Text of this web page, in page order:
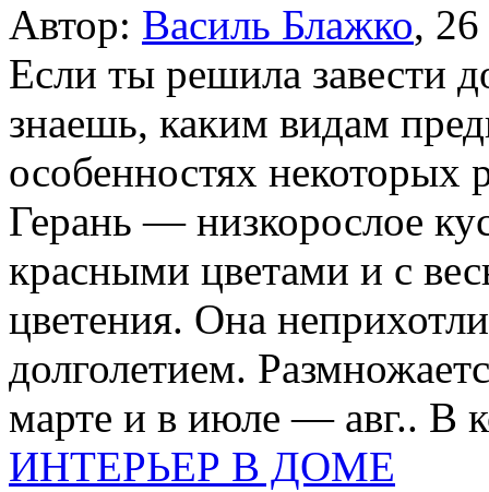
Автор: Василь Блажко,
Если ты решила завести
знаешь, каким видам
особенностях некоторых
Герань — низкорослое
красными цветами и с
цветения. Она
долголетием.
марте и в июле — авг.. В
ИНТЕРЬЕР В ДОМЕ